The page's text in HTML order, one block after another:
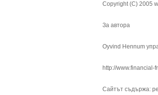
Copyright (C) 2005
За автора
Oyvind Hennum
http://www.financial-
Сайтът съдържа: